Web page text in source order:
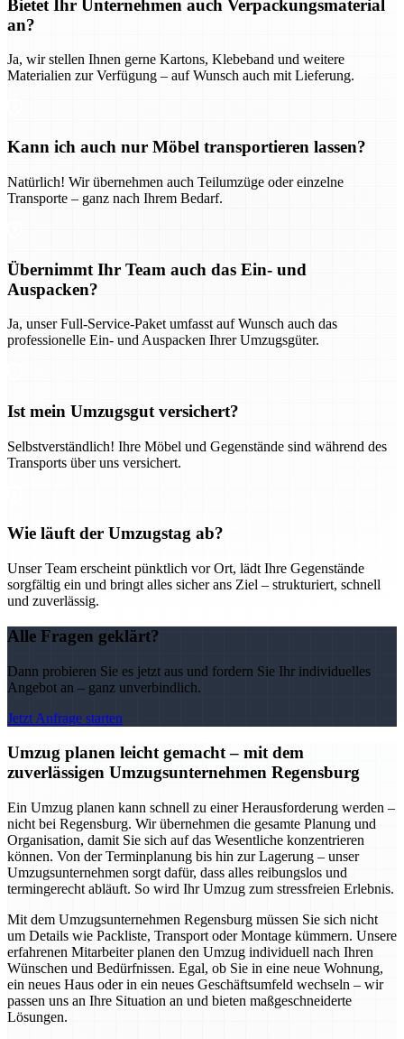
Bietet Ihr Unternehmen auch Verpackungsmaterial
an?
Ja, wir stellen Ihnen gerne Kartons, Klebeband und weitere
Materialien zur Verfügung – auf Wunsch auch mit Lieferung.
Kann ich auch nur Möbel transportieren lassen?
Natürlich! Wir übernehmen auch Teilumzüge oder einzelne
Transporte – ganz nach Ihrem Bedarf.
Übernimmt Ihr Team auch das Ein- und
Auspacken?
Ja, unser Full-Service-Paket umfasst auf Wunsch auch das
professionelle Ein- und Auspacken Ihrer Umzugsgüter.
Ist mein Umzugsgut versichert?
Selbstverständlich! Ihre Möbel und Gegenstände sind während des
Transports über uns versichert.
Wie läuft der Umzugstag ab?
Unser Team erscheint pünktlich vor Ort, lädt Ihre Gegenstände
sorgfältig ein und bringt alles sicher ans Ziel – strukturiert, schnell
und zuverlässig.
Alle Fragen geklärt?
Dann probieren Sie es jetzt aus und fordern Sie Ihr individuelles
Angebot an – ganz unverbindlich.
Jetzt Anfrage starten
Umzug planen leicht gemacht – mit dem
zuverlässigen Umzugsunternehmen Regensburg
Ein Umzug planen kann schnell zu einer Herausforderung werden –
nicht bei Regensburg. Wir übernehmen die gesamte Planung und
Organisation, damit Sie sich auf das Wesentliche konzentrieren
können. Von der Terminplanung bis hin zur Lagerung – unser
Umzugsunternehmen sorgt dafür, dass alles reibungslos und
termingerecht abläuft. So wird Ihr Umzug zum stressfreien Erlebnis.
Mit dem Umzugsunternehmen Regensburg müssen Sie sich nicht
um Details wie Packliste, Transport oder Montage kümmern. Unsere
erfahrenen Mitarbeiter planen den Umzug individuell nach Ihren
Wünschen und Bedürfnissen. Egal, ob Sie in eine neue Wohnung,
ein neues Haus oder in ein neues Geschäftsumfeld wechseln – wir
passen uns an Ihre Situation an und bieten maßgeschneiderte
Lösungen.